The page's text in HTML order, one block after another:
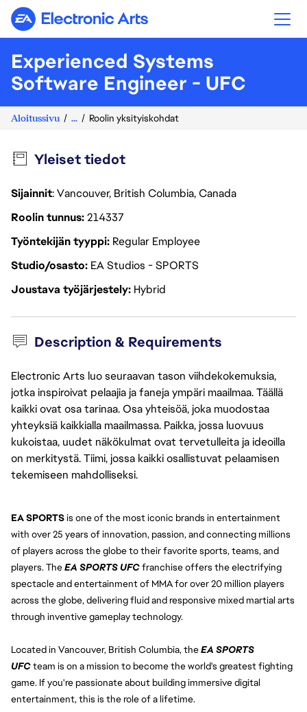
Electronic Arts
Experienced Systems
Software Engineer - UFC
Aloitussivu ... Roolin yksityiskohdat
Yleiset tiedot
Sijainnit: Vancouver, British Columbia, Canada
Roolin tunnus214337
Työntekijän tyyppi Regular Employee
Studio/osasto EA Studios - SPORTS
Joustava työjärjestely Hybrid
Description & Requirements
Electronic Arts luo seuraavan tason viihdekokemuksia,
jotka inspiroivat pelaajia ja faneja ympäri maailmaa. Täällä
kaikki ovat osa tarinaa. Osa yhteisöä, joka muodostaa
yhteyksiä kaikkialla maailmassa. Paikka, jossa luovuus
kukoistaa, uudet näkökulmat ovat tervetulleita ja ideoilla
on merkitystä. Tiimi, jossa kaikki osallistuvat pelaamisen
tekemiseen mahdolliseksi.
EA SPORTS is one of the most iconic brands in entertainment
with over 25 years of innovation, passion, and connecting millions
of players across the globe to their favorite sports, teams, and
players. The EA SPORTS UFCfranchise offers the electrifying
spectacle and entertainment of MMA for over 20 million players
across the globe, delivering fluid and responsive mixed martial arts
through inventive gameplay technology.
Located in Vancouver, British Columbia, theEA SPORTS
UFCteam is on a mission to become the world's greatest fighting
game. If you're passionate about building immersive digital
entertainment, this is the role of a lifetime.